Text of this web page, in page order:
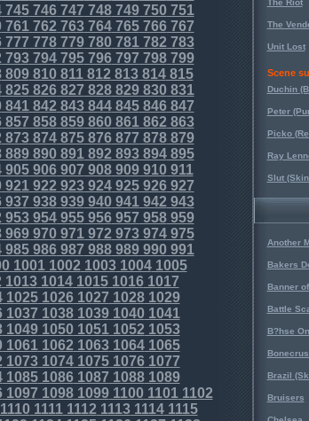
745746747 748749750751
761762 763764765766767
777 778779780781782 783
793794795796797 798799
809810811812 813814815
825826827 828829830831
841842 843844845846847
857 858859860861862 863
873874875876877 878879
889890891892 893894895
905906907 908909910911
921922 923924925926927
937 938939940941942 943
953954955956957 958959
969970971972 973974975
985986987 988989990991
10011002 100310041005
10131014101510161017
102510261027 10281029
1037 1038103910401041
1049105010511052 1053
10611062 106310641065
10731074107510761077
108510861087 10881089
1097 10981099110011011102
11111112 111311141115
The Riot
The
Unit Lost
Scene
Duchin
Peter
Picko
Ray
Slut
Another
Bakers
Banner
Battle
B?hse
Brazil
Bruisers